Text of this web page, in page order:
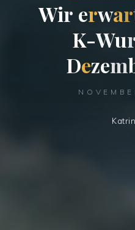
Wir erwar
K-Wu
Dezem